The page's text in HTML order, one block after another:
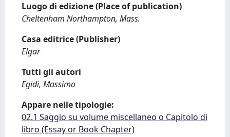
Luogo di edizione (Place of publication)
Cheltenham Northampton, Mass.
Casa editrice (Publisher)
Elgar
Tutti gli autori
Egidi, Massimo
Appare nelle tipologie:
02.1 Saggio su volume miscellaneo o Capitolo di
libro (Essay or Book Chapter)